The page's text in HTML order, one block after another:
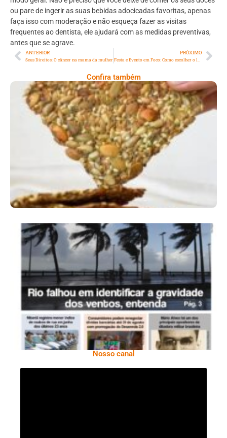
ou pare de ingerir as suas bebidas adocicadas favoritas, apenas
faça isso com moderação e não esqueça fazer as visitas
frequentes ao dentista, ele ajudará com as medidas preventivas,
antes que se agrave.
ANTERIOR
Seus Direitos: O câncer na mama da mulher
PRÓXIMO
Confira também
Comer Bem: Cracker De Sementes
Ano X – Número 366 01 A 07 De Agosto De
2026
Nosso canal